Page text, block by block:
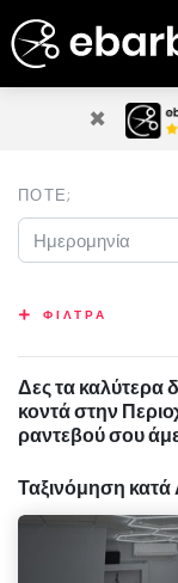
×
ΠΟΤΕ;
ΦΙΛΤΡΑ
Δες τα καλύτερα
κοντά στην
ραντεβού σου
Ταξινόμηση